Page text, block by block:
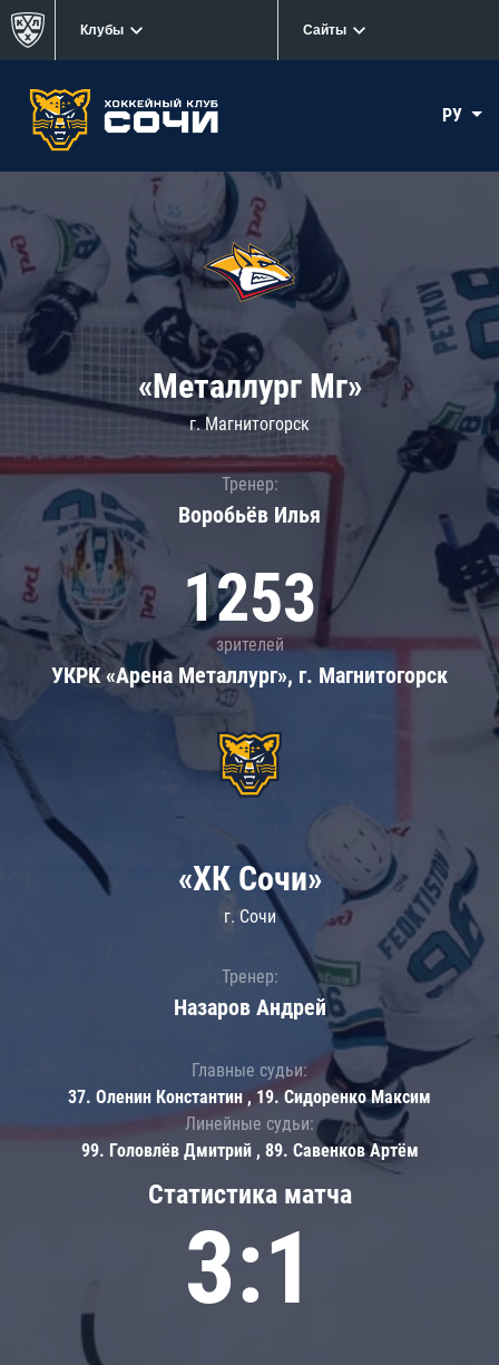
Клубы Сайты
РУ
«Металлург Мг»
г. Магнитогорск
Тренер:
Воробьёв Илья
1253
зрителей
УКРК «Арена Металлург», г. Магнитогорск
Статистика матча
3:1
«ХК Сочи»
г. Сочи
Тренер:
Назаров Андрей
Главные судьи:
37. Оленин Константин , 19. Сидоренко Максим
Линейные судьи:
99. Головлёв Дмитрий , 89. Савенков Артём